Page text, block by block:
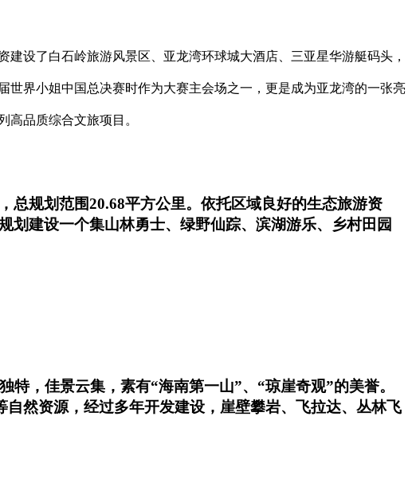
设了白石岭旅游风景区、亚龙湾环球城大酒店、三亚星华游艇码头，
世界小姐中国总决赛时作为大赛主会场之一，更是成为亚龙湾的一张亮
品质综合文旅项目。
总规划范围20.68平方公里。依托区域良好的生态旅游资
划建设一个集山林勇士、绿野仙踪、滨湖游乐、乡村田园
，佳景云集，素有“海南第一山”、“琼崖奇观”的美誉。
然资源，经过多年开发建设，崖壁攀岩、飞拉达、丛林飞